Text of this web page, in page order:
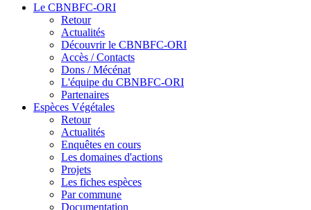
Le CBNBFC-ORI
Retour
Actualités
Découvrir le CBNBFC-ORI
Accès / Contacts
Dons / Mécénat
L'équipe du CBNBFC-ORI
Partenaires
Espèces Végétales
Retour
Actualités
Enquêtes en cours
Les domaines d'actions
Projets
Les fiches espèces
Par commune
Documentation